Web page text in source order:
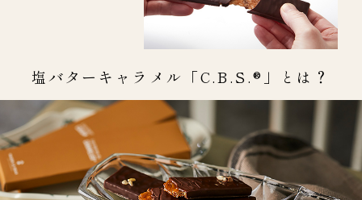
塩バターキャラメル「C.B.S.®」とは？